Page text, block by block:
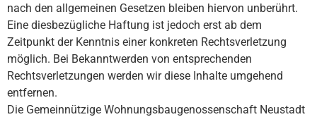
nach den allgemeinen Gesetzen bleiben hiervon unberührt.
Eine diesbezügliche Haftung ist jedoch erst ab dem
Zeitpunkt der Kenntnis einer konkreten Rechtsverletzung
möglich. Bei Bekanntwerden von entsprechenden
Rechtsverletzungen werden wir diese Inhalte umgehend
entfernen.
Die Gemeinnützige Wohnungsbaugenossenschaft Neustadt